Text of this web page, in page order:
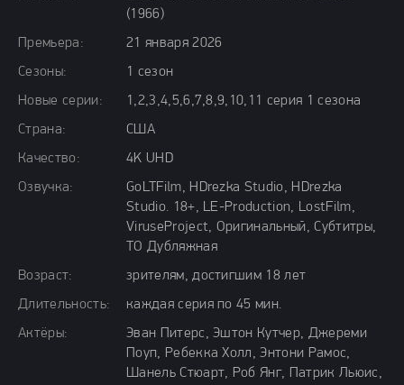
(1966)
Премьера:
21 января 2026
Сезоны:
1 сезон
Новые серии:
1,2,3,4,5,6,7,8,9,10,11 серия 1 сезона
Страна:
США
Качество:
4K UHD
Озвучка:
GoLTFilm, HDrezka Studio, HDrezka
Studio. 18+, LE-Production, LostFilm,
ViruseProject, Оригинальный, Субтитры,
ТО Дубляжная
Возраст:
зрителям, достигшим 18 лет
Длительность:
каждая серия по 45 мин.
Актёры:
Эван Питерс, Эштон Кутчер, Джереми
Поуп, Ребекка Холл, Энтони Рамос,
Шанель Стюарт, Роб Янг, Патрик Льюис,